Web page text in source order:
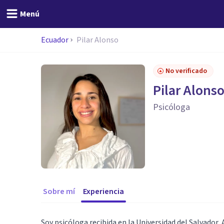
Menú
Ecuador Pilar Alonso
No verificado
Pilar Alonso
Psicóloga
Sobre mí Experiencia